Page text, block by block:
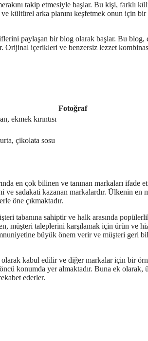
takip etmesiyle başlar. Bu kişi, farklı
kültürel arka planını keşfetmek onun için
paylaşan bir blog olarak başlar. Bu
Orijinal içerikleri ve benzersiz lezzet
Fotoğraf
ekmek kırıntısı
çikolata sosu
en çok bilinen ve tanınan markaları ifade
ve sadakati kazanan markalardır. Ülkenin en
öne çıkmaktadır.
tabanına sahiptir ve halk arasında
müşteri taleplerini karşılamak için ürün ve
büyük önem verir ve müşteri geri
kabul edilir ve diğer markalar için bir
konumda yer almaktadır. Buna ek
ederler.